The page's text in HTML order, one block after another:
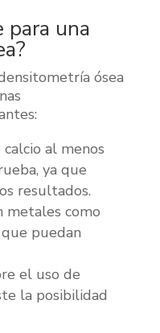
para una
ósea
al menos
ya que
resultados.
metales como
puedan
el uso de
la posibilidad